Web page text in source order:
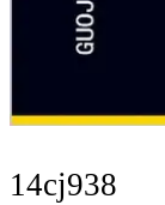
14cj938